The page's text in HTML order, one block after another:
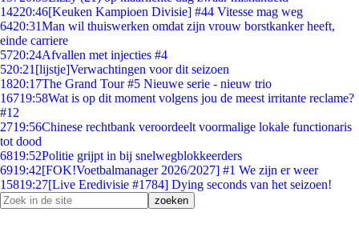
14220:46[Keuken Kampioen Divisie] #44 Vitesse mag weg
6420:31Man wil thuiswerken omdat zijn vrouw borstkanker heeft,
einde carriere
5720:24Afvallen met injecties #4
520:21 [lijstje]Verwachtingen voor dit seizoen
1820:17The Grand Tour #5 Nieuwe serie - nieuw trio
16719:58Wat is op dit moment volgens jou de meest irritante reclame?
#12
2719:56Chinese rechtbank veroordeelt voormalige lokale functionaris
tot dood
6819:52Politie grijpt in bij snelwegblokkeerders
6919:42[FOK!Voetbalmanager 2026/2027] #1 We zijn er weer
15819:27[Live Eredivisie #1784] Dying seconds van het seizoen!